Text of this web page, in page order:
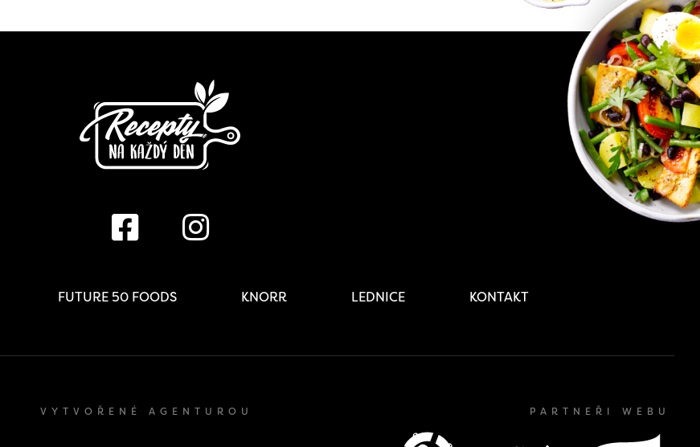
FUTURE 50 FOODS KNORR LEDNICE KONTAKT
VYTVOŘENÉ AGENTUROU PARTNEŘI WEBU